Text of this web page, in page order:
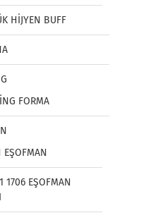
HİJYEN BUFF
FORMA
EŞOFMAN
1706 EŞOFMAN